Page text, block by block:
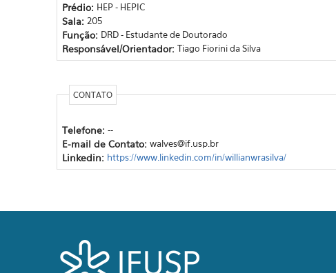
Prédio: HEP - HEPIC
Sala: 205
Função: DRD - Estudante de Doutorado
Responsável/Orientador: Tiago Fiorini da Silva
CONTATO
Telefone: --
E-mail de Contato: walves@if.usp.br
Linkedin: https://www.linkedin.com/in/willianwrasilva/